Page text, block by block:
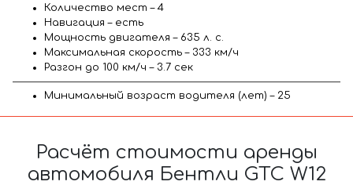
Количество мест – 4
Навигация – есть
Мощность двигателя – 635 л. с.
Максимальная скорость – 333 км/ч
Разгон до 100 км/ч – 3.7 сек
Минимальный возраст водителя (лет) – 25
Расчёт стоимости аренды
автомобиля Бентли GTC W12